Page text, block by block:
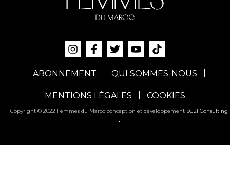
ABONNEMENT QUI SOMMES-NOUS
MENTIONS LÉGALES COOKIES
Copyright © 2022 Femmes du Maroc conception et développement SG2I Consulting